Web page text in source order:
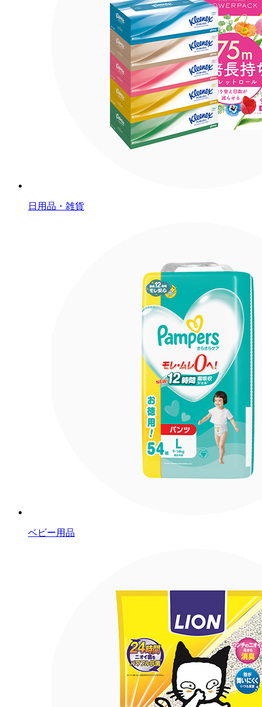
日用品・雑貨
ベビー用品